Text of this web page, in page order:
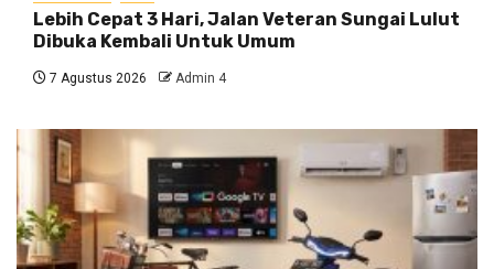
Lebih Cepat 3 Hari, Jalan Veteran Sungai Lulut
Dibuka Kembali Untuk Umum
7 Agustus 2026 Admin 4